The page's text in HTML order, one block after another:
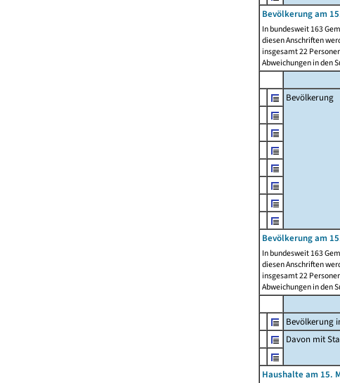
Bevölkerung am
In bundesweit 163
diesen Anschriften
insgesamt 22
Abweichungen in den
Bevölkerung
Bevölkerung am
In bundesweit 163
diesen Anschriften
insgesamt 22
Abweichungen in den
Bevölkerung
Davon mit
Haushalte am 15.